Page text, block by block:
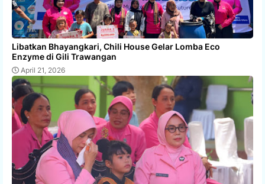
Libatkan Bhayangkari, Chili House Gelar Lomba Eco
Enzyme di Gili Trawangan
April 21, 2026